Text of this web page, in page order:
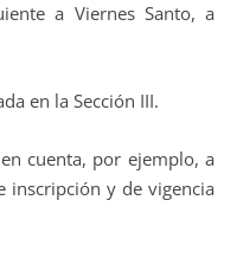
a Viernes Santo, a
en la Sección III.
por ejemplo, a
inscripción y de vigencia